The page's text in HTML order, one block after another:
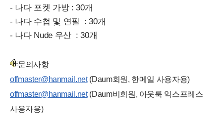
- 나다 포켓 가방 : 30개
- 나다 수첩 및 연필 : 30개
- 나다 Nude 우산 : 30개
문의사항
offmaster@hanmail.net(Daum회원, 한메일 사용자용)
offmaster@hanmail.net(Daum비회원, 아웃룩 익스프레스
사용자용)